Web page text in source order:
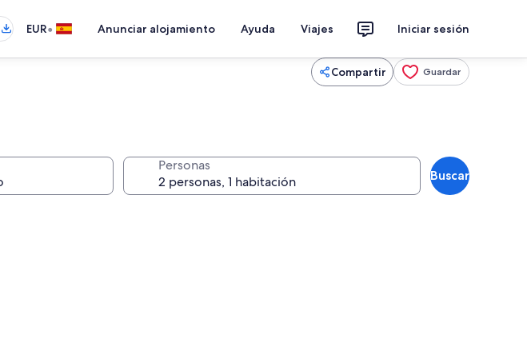
EUR• Anunciar alojamiento Ayuda Viajes Iniciar sesión
Compartir Guardar
Personas
Buscar